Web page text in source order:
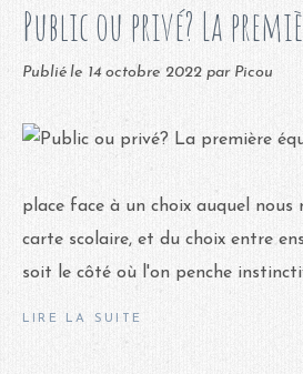
Public ou privé? La
Publié le 14 octobre 2022 par Picou
place face à un choix auquel
carte scolaire, et du choix entre
soit le côté où l'on penche
LIRE LA SUITE